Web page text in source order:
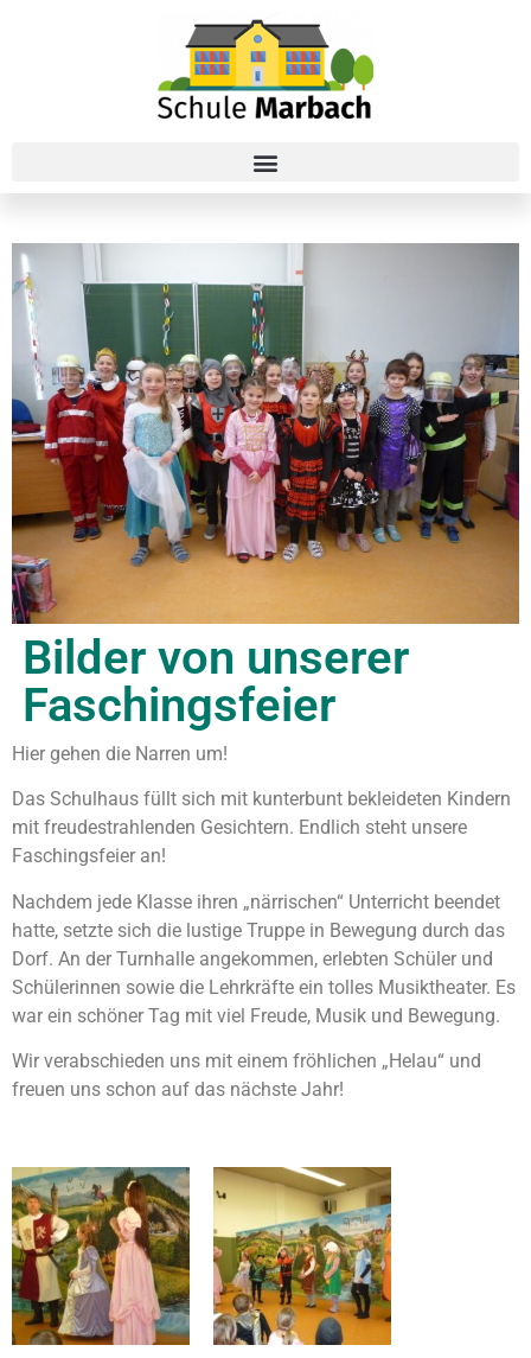
Bilder von unserer
Faschingsfeier
Hier gehen die Narren um!
Das Schulhaus füllt sich mit kunterbunt bekleideten Kindern
mit freudestrahlenden Gesichtern. Endlich steht unsere
Faschingsfeier an!
Nachdem jede Klasse ihren „närrischen“ Unterricht beendet
hatte, setzte sich die lustige Truppe in Bewegung durch das
Dorf. An der Turnhalle angekommen, erlebten Schüler und
Schülerinnen sowie die Lehrkräfte ein tolles Musiktheater. Es
war ein schöner Tag mit viel Freude, Musik und Bewegung.
Wir verabschieden uns mit einem fröhlichen „Helau“ und
freuen uns schon auf das nächste Jahr!